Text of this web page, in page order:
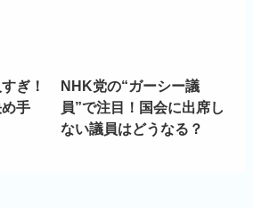
ぎ！
手
NHK党の“ガーシー議
員”で注目！国会に出席し
ない議員はどうなる？